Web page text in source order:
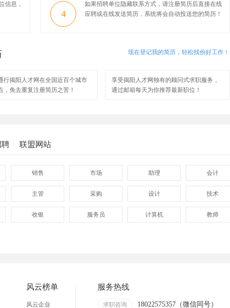
信息，
4
如果招聘单位隐藏联系方式，请注册简历后直接在线
应聘或在线发送简历，系统将会自动投送您的简历！
现在登记我的简历，轻松找份好工作！
行揭阳人才网在全国近百个城市
，免去重复注册简历之苦！
享受揭阳人才网独有的顾问式求职服务，
通过邮箱每天为你推荐最新职位！
聘 联盟网站
销售 市场 助理 会计
主管 采购 设计 技术
收银 服务员 计算机 教师
风云榜单
风云企业
服务热线
求职咨询 18022575357（微信同号）